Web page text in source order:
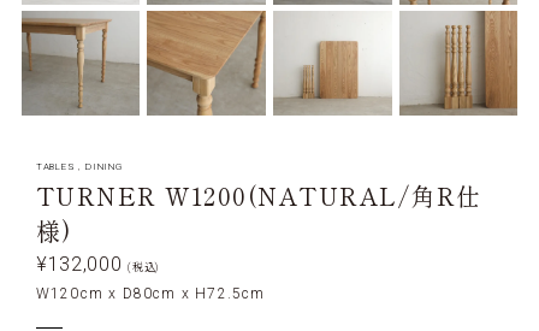
TABLES ,DINING
TURNER W1200(NATURAL/角R仕
様)
¥132,000 (税込)
W120cm x D80cm x H72.5cm